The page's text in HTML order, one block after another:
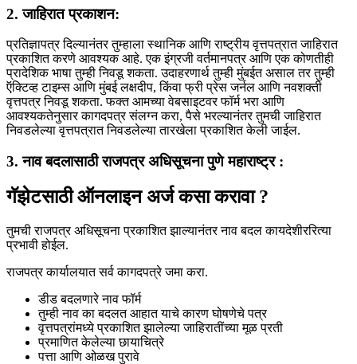
2. जाहिरात प्रकाशन:
प्रतिज्ञापत्र दिल्यानंतर तुम्हाला स्थानिक आणि राष्ट्रीय वृत्तपत्रात जाहिरात
प्रकाशित करणे आवश्यक आहे. एक इंग्रजी वर्तमानपत्र आणि एक कोणतीही
प्रादेशिक भाषा तुम्ही निवडू शकता. उदाहरणार्थ तुम्ही मुंबईत असाल तर तुम्ही
ऍक्टिव्ह टाइम्स आणि मुंबई लक्षदीप, किंवा फ्री प्रेस जर्नल आणि नवशक्ती
वृत्तपत्र निवडू शकता. फक्त आमच्या वेबसाइटवर फॉर्म भरा आणि
आवश्यकतेनुसार कागदपत्र संलग्न करा, पैसे भरल्यानंतर तुमची जाहिरात
निवडलेल्या वृत्तपत्रात निवडलेल्या तारखेला प्रकाशित केली जाईल.
3. नाव बदलासाठी राजपत्र अधिसूचना पुणे महाराष्ट्र :
गॅझेटसाठी ऑनलाइन अर्ज कसा करावा ?
तुमची राजपत्र अधिसूचना प्रकाशित झाल्यानंतर नाव बदल कायदेशीररित्या
प्रभावी होईल.
राजपत्र कार्यालयात सर्व कागदपत्रे जमा करा.
डीड बदलणारे नाव फॉर्म
तुम्ही नाव का बदलत आहात याचे कारण घोषणेचे पत्र
वृत्तपत्रांमध्ये प्रकाशित झालेल्या जाहिरातींच्या मूळ प्रती
प्रमाणित केलेल्या छायाचित्रे
पत्ता आणि ओळख पुरावे